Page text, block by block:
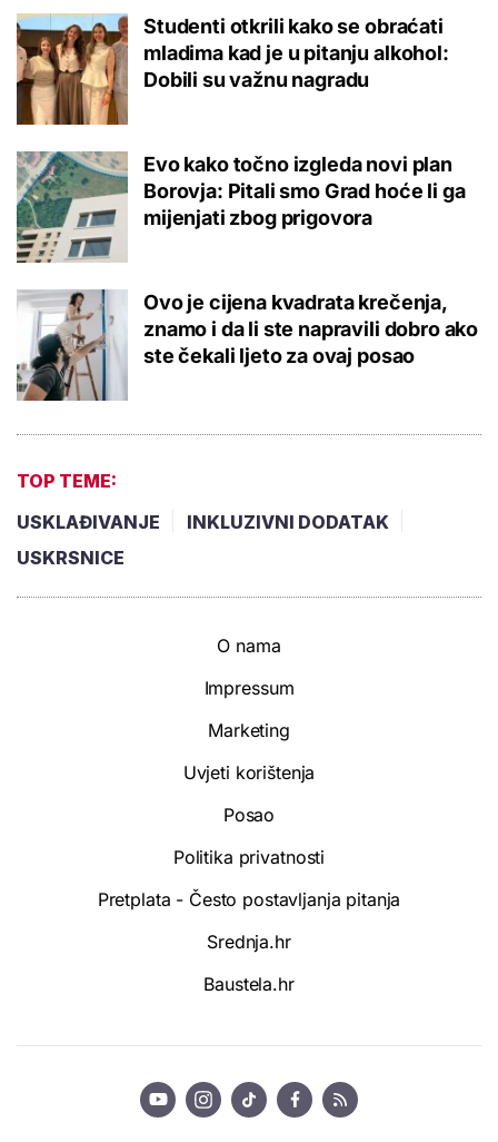
Studenti otkrili kako se obraćati
mladima kad je u pitanju alkohol:
Dobili su važnu nagradu
Evo kako točno izgleda novi plan
Borovja: Pitali smo Grad hoće li ga
mijenjati zbog prigovora
Ovo je cijena kvadrata krečenja,
znamo i da li ste napravili dobro ako
ste čekali ljeto za ovaj posao
TOP TEME:
USKLAĐIVANJE
INKLUZIVNI DODATAK
USKRSNICE
O nama
Impressum
Marketing
Uvjeti korištenja
Posao
Politika privatnosti
Pretplata - Često postavljanja pitanja
Srednja.hr
Baustela.hr